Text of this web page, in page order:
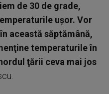
de 30 de grade,
uşor. Vor
această săptămână,
temperaturile în
ţării ceva mai jos